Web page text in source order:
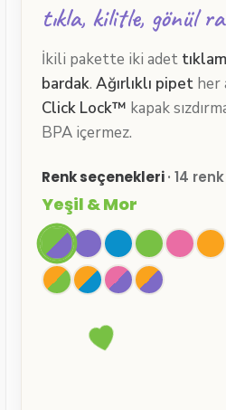
tıkla, kilitle, gönül
İkili pakette iki adet
bardak.Ağırlıklı pipet her
Click Lock™ kapak
BPA içermez.
Renk seçenekleri· 14
Yeşil & Mor